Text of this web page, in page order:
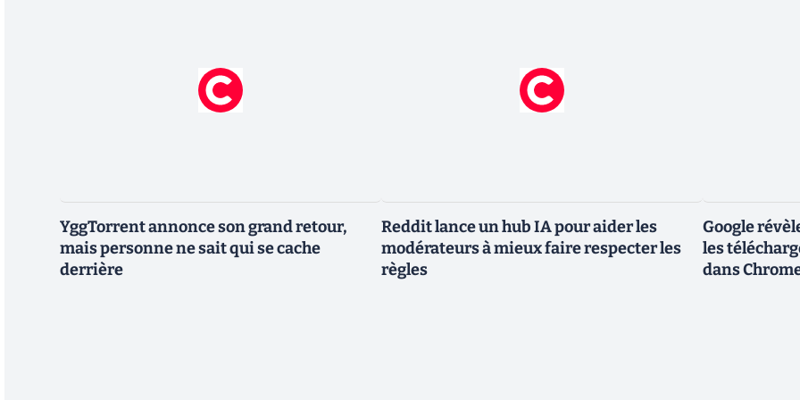
YggTorrent annonce son grand retour,
mais personne ne sait qui se cache
derrière
Reddit lance un hub IA pour aider les
modérateurs à mieux faire respecter les
règles
Google
les
dans